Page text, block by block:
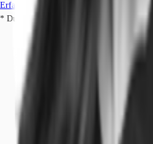
Erfahren Sie mehr
* Durchschnittspreis auf Grundlage
Büros